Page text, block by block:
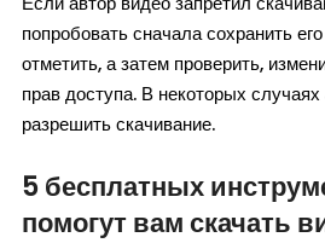
попробовать сначала сохранить
отметить, а затем проверить,
прав доступа. В некоторых
разрешить скачивание.
5 бесплатных
помогут вам скачать